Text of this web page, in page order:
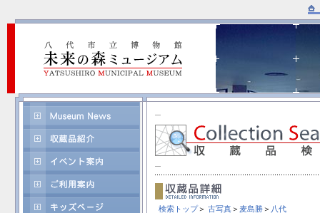
検索トップ＞ 古写真＞ 麦島勝＞ 八代